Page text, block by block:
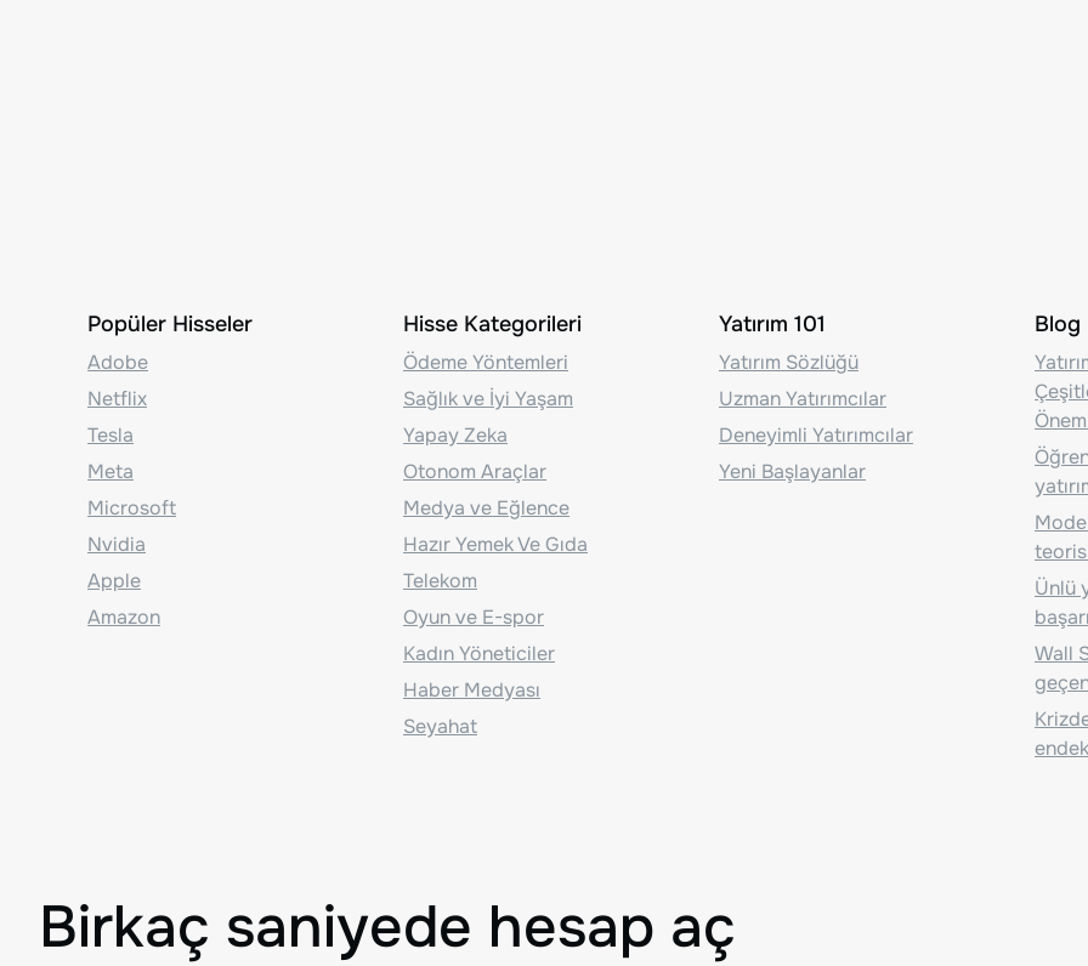
Popüler Hisseler
Adobe
Netflix
Tesla
Meta
Microsoft
Nvidia
Apple
Amazon
Hisse Kategorileri
Ödeme Yöntemleri
Sağlık ve İyi Yaşam
Yapay Zeka
Otonom Araçlar
Medya ve Eğlence
Hazır Yemek Ve Gıda
Telekom
Oyun ve E-spor
Kadın Yöneticiler
Haber Medyası
Seyahat
Yatırım 101
Yatırım Sözlüğü
Uzman Yatırımcılar
Deneyimli Yatırımcılar
Yeni Başlayanlar
Blog
Ünlü
Wall
Birkaç saniyede hesap aç